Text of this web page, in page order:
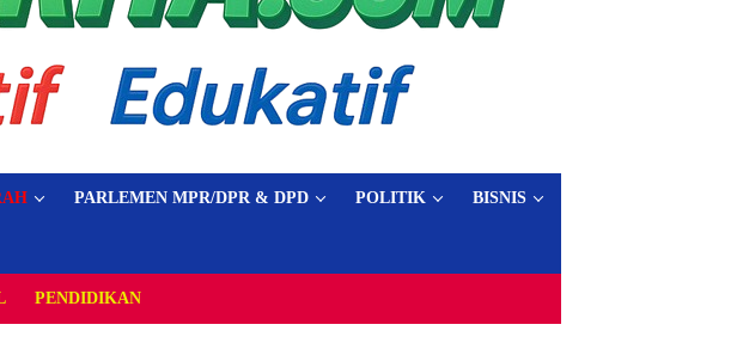
PARLEMEN MPR/DPR & DPD POLITIK BISNIS
PENDIDIKAN